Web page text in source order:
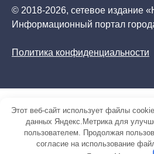
© 2018-2026, сетевое издание
Информационный портал
Политика конфиденциальности
Этот веб-сайт использует файлы
данных Яндекс.Метрика для
пользователем. Продолжая
согласие на использование